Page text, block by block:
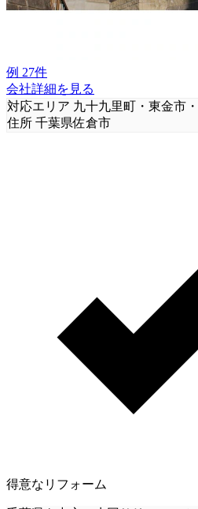
例 27件
会社詳細を見る
対応エリア 九十九里町・東金市
住所 千葉県佐倉市
得意なリフォーム